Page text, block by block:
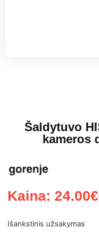
Šaldytuvo
kameros
Kaina: 24.00€
Išankstinis užsakymas